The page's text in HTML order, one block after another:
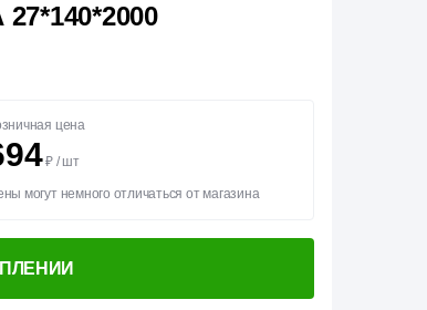
цена
₽ / шт
могут немного отличаться от магазина